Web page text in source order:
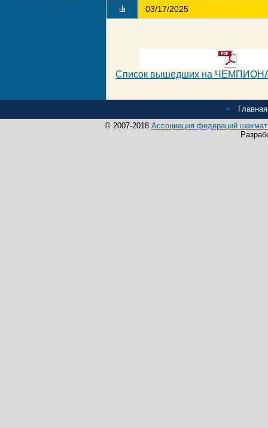
03/17/2025
Список вышедших на
© 2007-2018 Ассоциация федераций